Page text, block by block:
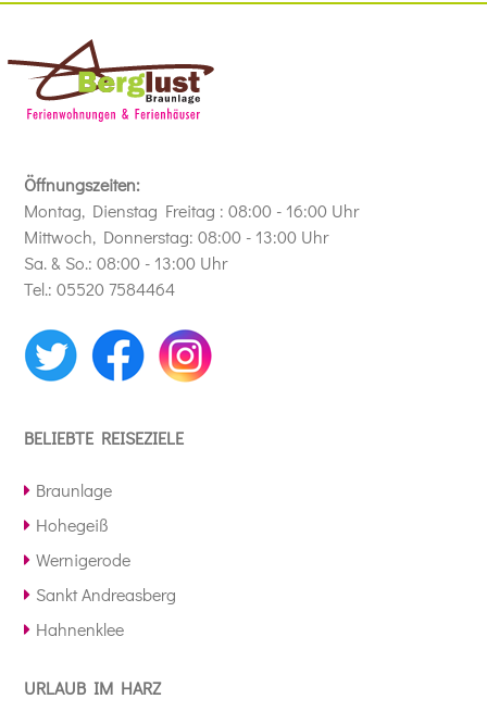
Öffnungszeiten:
Montag, Dienstag Freitag : 08:00 - 16:00 Uhr
Mittwoch, Donnerstag: 08:00 - 13:00 Uhr
Sa. & So.: 08:00 - 13:00 Uhr
Tel.: 05520 7584464
BELIEBTE REISEZIELE
Braunlage
Hohegeiß
Wernigerode
Sankt Andreasberg
Hahnenklee
URLAUB IM HARZ